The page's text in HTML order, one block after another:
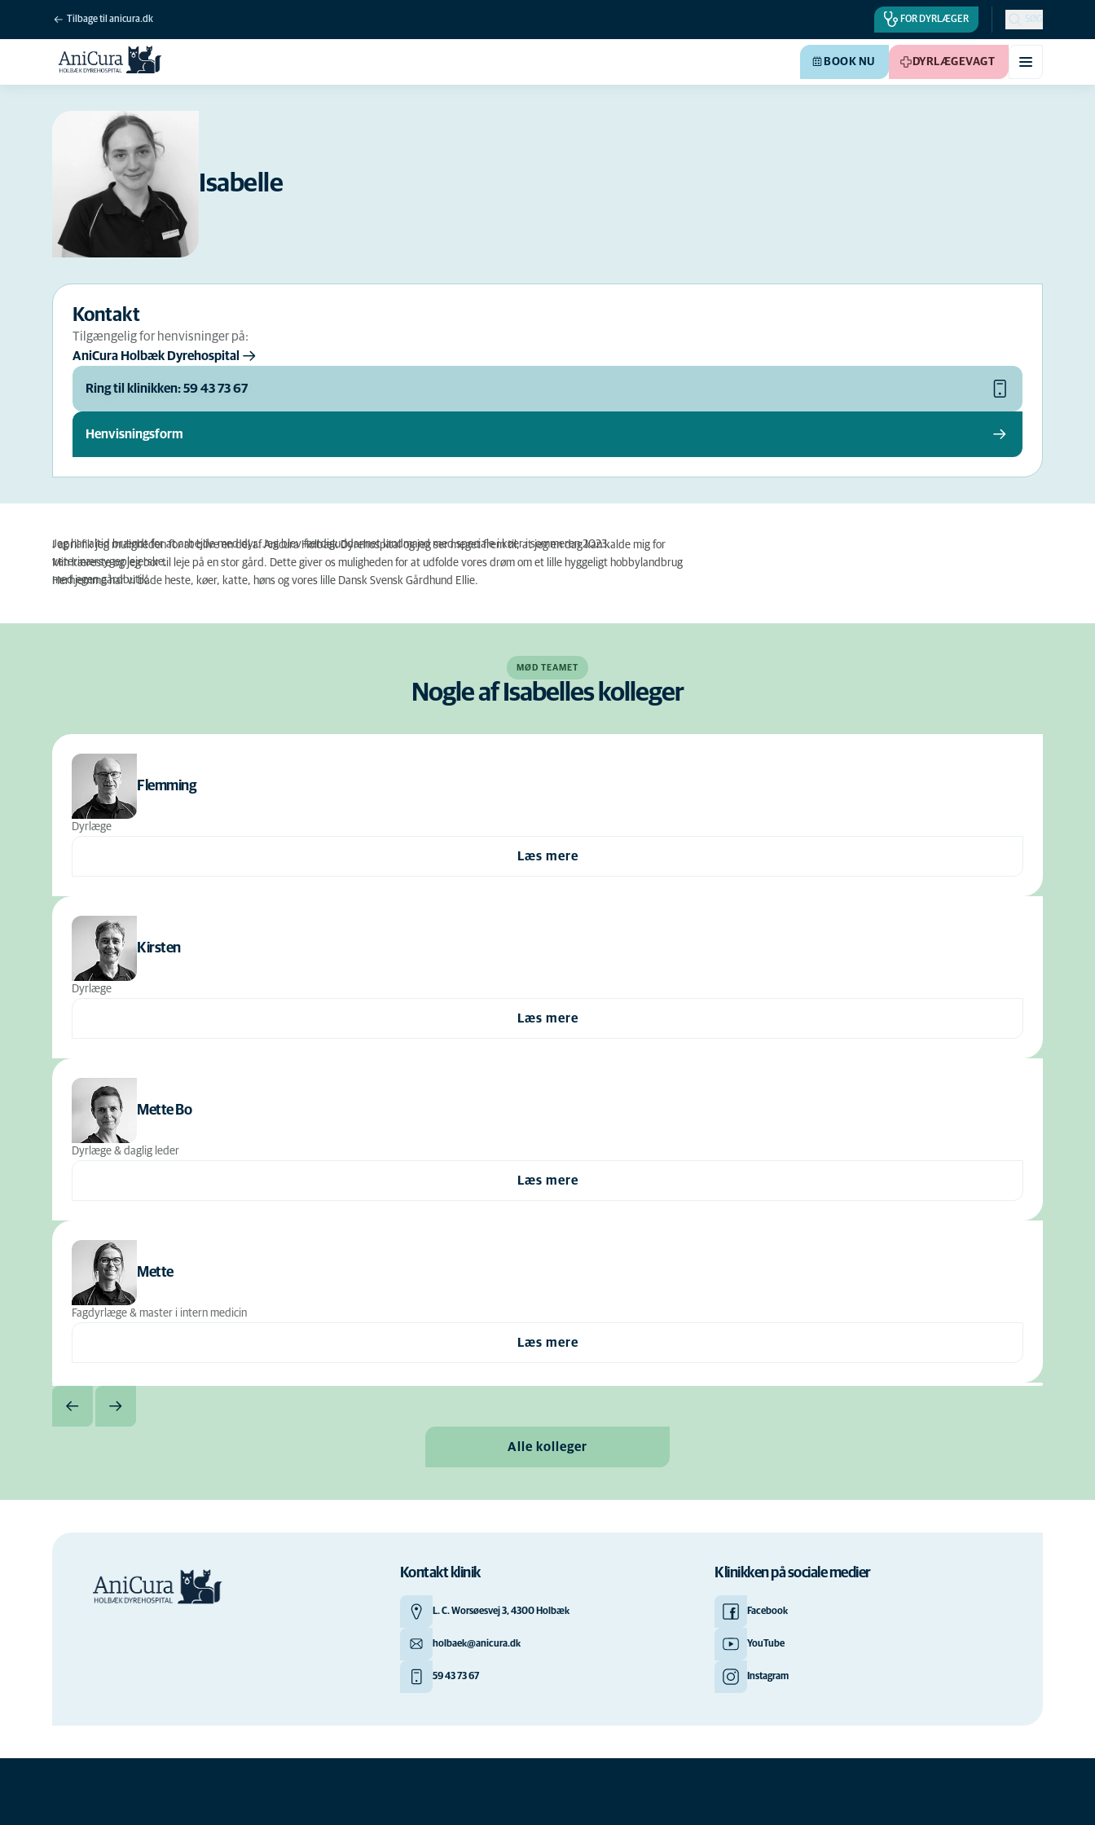
Tilbage til anicura.dk FOR DYRLÆGER SØG
BOOK NU DYRLÆGEVAGT
Isabelle
Kontakt
Tilgængelig for henvisninger på:
AniCura Holbæk Dyrehospital
Ring til klinikken: 59 43 73 67
Henvisningsform
Jeg har altid brændt for at arbejde med dyr. Jeg blev færdiguddannet landmand med speciale i køer i sommeren 2023.
I april fik jeg muligheden for at blive en del af Anicura Holbæk Dyrehospital og jeg ser meget frem til, at jeg en dag kan kalde mig for
veterinærsygeplejerske.
Min kæreste og jeg bor til leje på en stor gård. Dette giver os muligheden for at udfolde vores drøm om et lille hyggeligt hobbylandbrug
med egen gårdbutik.
Herhjemme har vi både heste, køer, katte, høns og vores lille Dansk Svensk Gårdhund Ellie.
MØD TEAMET
Nogle af Isabelles kolleger
Flemming
Dyrlæge
Læs mere
Kirsten
Dyrlæge
Læs mere
Mette Bo
Dyrlæge & daglig leder
Læs mere
Mette
Fagdyrlæge & master i intern medicin
Læs mere
Alle kolleger
Kontakt klinik
L. C. Worsøesvej 3, 4300 Holbæk
holbaek@anicura.dk
59 43 73 67
Klinikken på sociale medier
Facebook
YouTube
Instagram